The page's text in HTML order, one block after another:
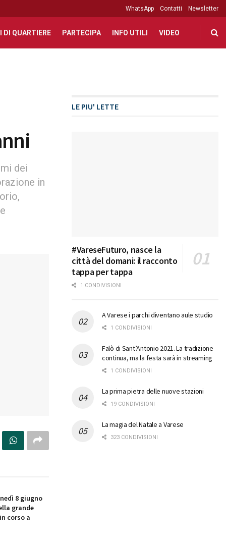
WhatsApp Contatti Newsletter
DI QUARTIERE PARTECIPA INFO UTILI VIDEO
dei
in
8 giugno
grande
corso a
LE PIU' LETTE
#VareseFuturo, nasce la
città del domani: il racconto
tappa per tappa
1 CONDIVISIONI
A Varese i parchi diventano aule studio
1 CONDIVISIONI
Falò di Sant’Antonio 2021. La tradizione
continua, ma la festa sarà in streaming
1 CONDIVISIONI
La prima pietra delle nuove stazioni
19 CONDIVISIONI
La magia del Natale a Varese
323 CONDIVISIONI